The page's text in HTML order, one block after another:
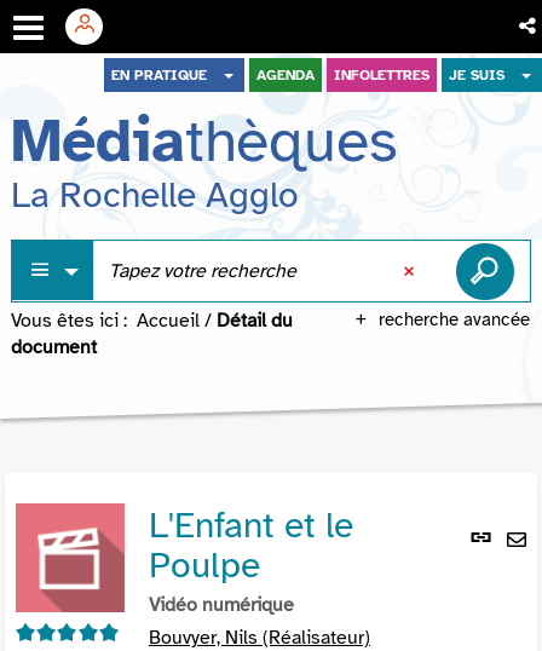
menu
contenu
recherche
EN PRATIQUE AGENDA INFOLETTRES JE SUIS
Médiathèques
La Rochelle Agglo
recherche avancée
Vous êtes ici : Accueil / Détail du
document
Lien
5/5
L'Enfant et le
Poulpe
Vidéo numérique
Bouvyer, Nils (Réalisateur)